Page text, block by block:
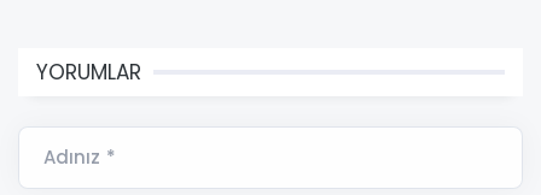
YORUMLAR
Adınız *